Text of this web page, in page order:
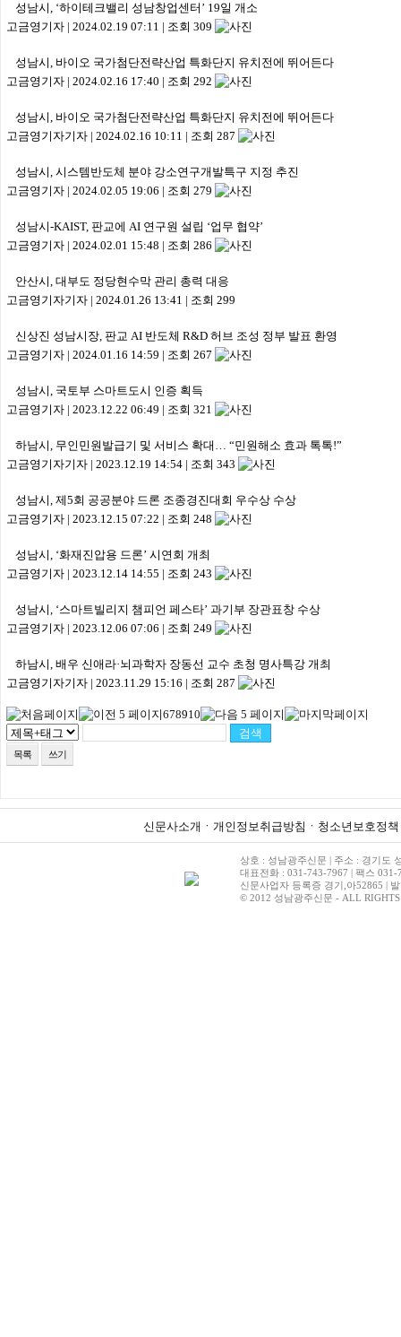
성남시, ‘하이테크밸리 성남창업센터’ 19일 개소
고금영기자 | 2024.02.19 07:11 | 조회 309
성남시, 바이오 국가첨단전략산업 특화단지 유치전에 뛰어든다
고금영기자 | 2024.02.16 17:40 | 조회 292
성남시, 바이오 국가첨단전략산업 특화단지 유치전에 뛰어든다
고금영기자기자 | 2024.02.16 10:11 | 조회 287
성남시, 시스템반도체 분야 강소연구개발특구 지정 추진
고금영기자 | 2024.02.05 19:06 | 조회 279
성남시-KAIST, 판교에 AI 연구원 설립 ‘업무 협약’
고금영기자 | 2024.02.01 15:48 | 조회 286
안산시, 대부도 정당현수막 관리 총력 대응
고금영기자기자 | 2024.01.26 13:41 | 조회 299
신상진 성남시장, 판교 AI 반도체 R&D 허브 조성 정부 발표 환영
고금영기자 | 2024.01.16 14:59 | 조회 267
성남시, 국토부 스마트도시 인증 획득
고금영기자 | 2023.12.22 06:49 | 조회 321
하남시, 무인민원발급기 및 서비스 확대… “민원해소 효과 톡톡!”
고금영기자기자 | 2023.12.19 14:54 | 조회 343
성남시, 제5회 공공분야 드론 조종경진대회 우수상 수상
고금영기자 | 2023.12.15 07:22 | 조회 248
성남시, ‘화재진압용 드론’ 시연회 개최
고금영기자 | 2023.12.14 14:55 | 조회 243
성남시, ‘스마트빌리지 챔피언 페스타’ 과기부 장관표창 수상
고금영기자 | 2023.12.06 07:06 | 조회 249
하남시, 배우 신애라·뇌과학자 장동선 교수 초청 명사특강 개최
고금영기자기자 | 2023.11.29 15:16 | 조회 287
678910
목록 쓰기
신문사소개 ㆍ 개인정보취급방침 ㆍ 청소년보호정책
상호 : 성남광주신문 | 주소 : 경기도
대표전화 : 031-743-7967 | 팩스 031-
신문사업자 등록증 경기,아52865 |
© 2012 성남광주신문 - ALL RIGHTS